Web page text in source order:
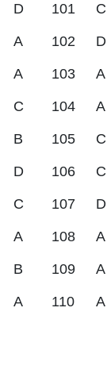
D 101 C
A 102 D
A 103 A
C 104 A
B 105 C
D 106 C
C 107 D
A 108 A
B 109 A
A 110 A